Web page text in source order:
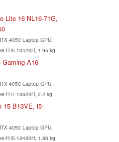
Lite 16 NL16-71G,
4050 Laptop GPU,
H i5-13420H, 1.95 kg
Gaming A16
4050 Laptop GPU,
H i7-13620H, 2.2 kg
15 B13VE, i5-
4050 Laptop GPU,
H i5-13420H, 1.86 kg